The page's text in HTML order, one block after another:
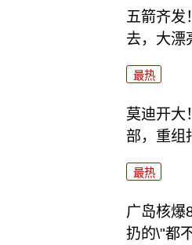
五箭齐发
去，大漂
最热
莫迪开大
部，重组
最热
广岛核爆
扔的\"都